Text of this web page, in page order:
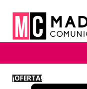
¡OFERTA!